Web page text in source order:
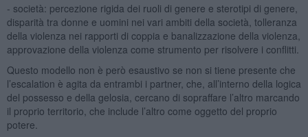
- società: percezione rigida dei ruoli di genere e sterotipi di genere,
disparità tra donne e uomini nei vari ambiti della società, tolleranza
della violenza nei rapporti di coppia e banalizzazione della violenza,
approvazione della violenza come strumento per risolvere i conflitti.
Questo modello non è però esaustivo se non si tiene presente che
l’escalation è agita da entrambi i partner, che, all’interno della logica
del possesso e della gelosia, cercano di sopraffare l’altro marcando
il proprio territorio, che include l’altro come oggetto del proprio
potere.